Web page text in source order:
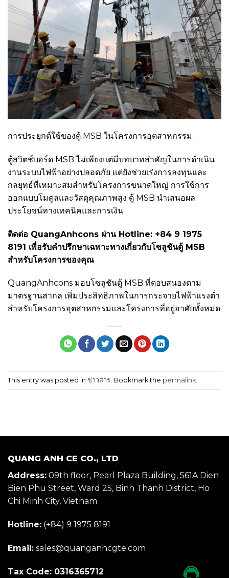
การประยุกต์ใช้ของตู้ MSB ในโครงการอุตสาหกรรม.
ตู้สวิตช์บอร์ด MSB ไม่เพียงแต่มีบทบาทสำคัญในการดำเนิน
งานระบบไฟฟ้าอย่างปลอดภัย แต่ยังช่วยเร่งการลงทุนและ
กลยุทธ์ที่เหมาะสมสำหรับโครงการขนาดใหญ่ การใช้การ
ออกแบบโมดูลและวัสดุคุณภาพสูง ตู้ MSB นำเสนอผล
ประโยชน์ทางเทคนิคและการเงิน
ติดต่อ QuangAnhcons ผ่าน Hotline: +84 9 1975
8191 เพื่อรับคำปรึกษาเฉพาะทางเกี่ยวกับโซลูชันตู้ MSB
สำหรับโครงการของคุณ
QuangAnhcons มอบโซลูชันตู้ MSB ที่ตอบสนองตาม
มาตรฐานสากล เพิ่มประสิทธิภาพในการกระจายไฟฟ้าแรงต่ำ
สำหรับโครงการอุตสาหกรรมและโครงการที่อยู่อาศัยทั้งหมด
This entry was posted in ข่าวสาร . Bookmark the permalink
QUANG ANH CE CO., LTD
Address: 09th floor, Pearl Plaza Building, 561A Dien
Bien Phu Street, Ward 25, Binh Thanh District, Ho
Chi Minh City, Vietnam
Hotline: (+84) 9 1975 8191
Email: sales@quanganhcgte.com
Tax Code: 0316365712